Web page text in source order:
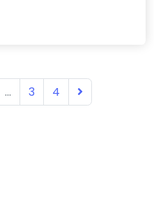
... 3 4